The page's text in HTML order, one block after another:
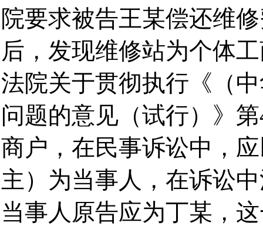
院要求被告王某偿还维
后，发现维修站为个体
法院关于贯彻执行《（
问题的意见（试行）》
商户，在民事诉讼中，
主）为当事人，在诉讼
当事人原告应为丁某，